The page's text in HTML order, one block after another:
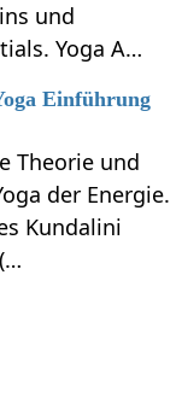
und
Yoga A…
Einführung
Theorie und
der Energie.
Kundalini